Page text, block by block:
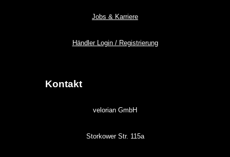
Jobs & Karriere
Händler Login / Registrierung
Kontakt
velorian GmbH
Storkower Str. 115a